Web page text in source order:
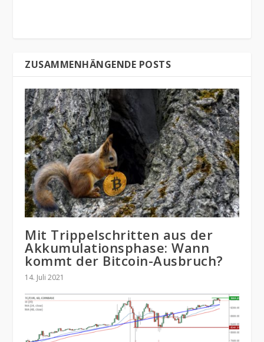
ZUSAMMENHÄNGENDE POSTS
Mit Trippelschritten aus der
Akkumulationsphase: Wann
kommt der Bitcoin-Ausbruch?
14. Juli 2021